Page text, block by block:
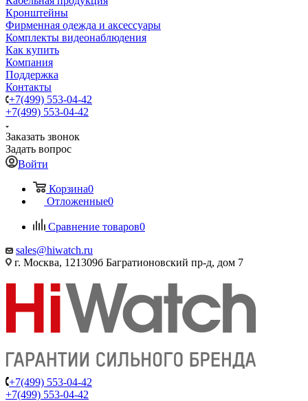
Кронштейны
Фирменная одежда и аксессуары
Комплекты видеонаблюдения
Как купить
Компания
Поддержка
Контакты
+7(499) 553-04-42
+7(499) 553-04-42
Заказать звонок
Задать вопрос
Войти
Корзина0
Отложенные0
Сравнение товаров0
sales@hiwatch.ru
г. Москва, 121309б Багратионовский пр-д, дом 7
+7(499) 553-04-42
+7(499) 553-04-42